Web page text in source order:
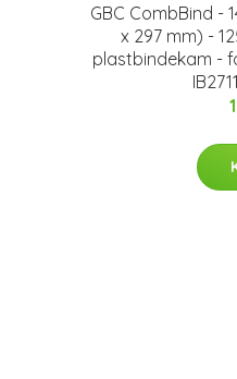
GBC CombBind -
x 297 mm) -
plastbindekam -